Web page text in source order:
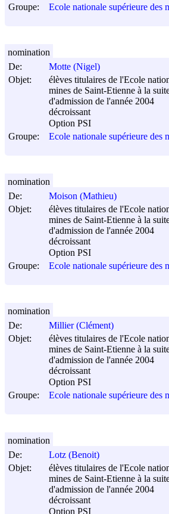
Groupe:
Ecole nationale supérieure des
De:
Motte (Nigel)
Objet:
élèves titulaires de l'Ecole
mines de Saint-Etienne à la
d'admission de l'année 2004
décroissant
Option PSI
Groupe:
Ecole nationale supérieure des
nomination
De:
Moison (Mathieu)
Objet:
élèves titulaires de l'Ecole
mines de Saint-Etienne à la
d'admission de l'année 2004
décroissant
Option PSI
Groupe:
Ecole nationale supérieure des
nomination
De:
Millier (Clément)
Objet:
élèves titulaires de l'Ecole
mines de Saint-Etienne à la
d'admission de l'année 2004
décroissant
Option PSI
Groupe:
Ecole nationale supérieure des
nomination
De:
Lotz (Benoit)
Objet:
élèves titulaires de l'Ecole
mines de Saint-Etienne à la
d'admission de l'année 2004
décroissant
Option PSI
nomination